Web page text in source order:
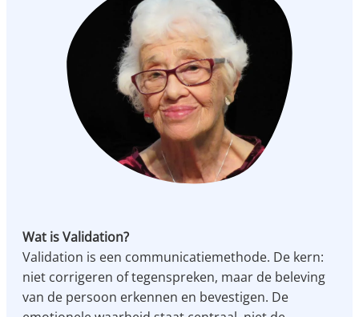
Wat is Validation?
Validation is een communicatiemethode. De kern:
niet corrigeren of tegenspreken, maar de beleving
van de persoon erkennen en bevestigen. De